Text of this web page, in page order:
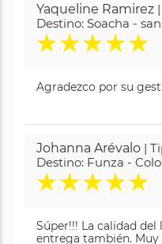
Yaqueline Ramirez
Destino: Soacha -
★★★★★
Agradezco por su
Johanna Arévalo |
Destino: Funza -
★★★★★
Súper!!! La calidad
entrega también. Muy